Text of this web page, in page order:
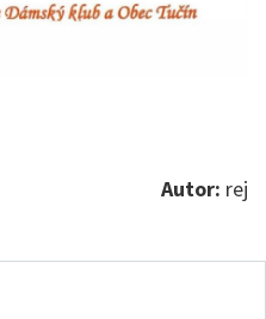
Autor: rej